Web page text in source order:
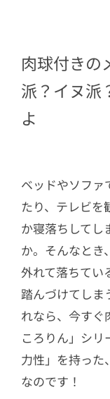
肉球付きの
派？イヌ派
よ
ベッドやソファ
たり、テレビを
か寝落ちしてし
か。そんなとき
外れて落ちてい
踏んづけてしま
れなら、今すぐ
ころりん」シ
力性」を持った
なのです！